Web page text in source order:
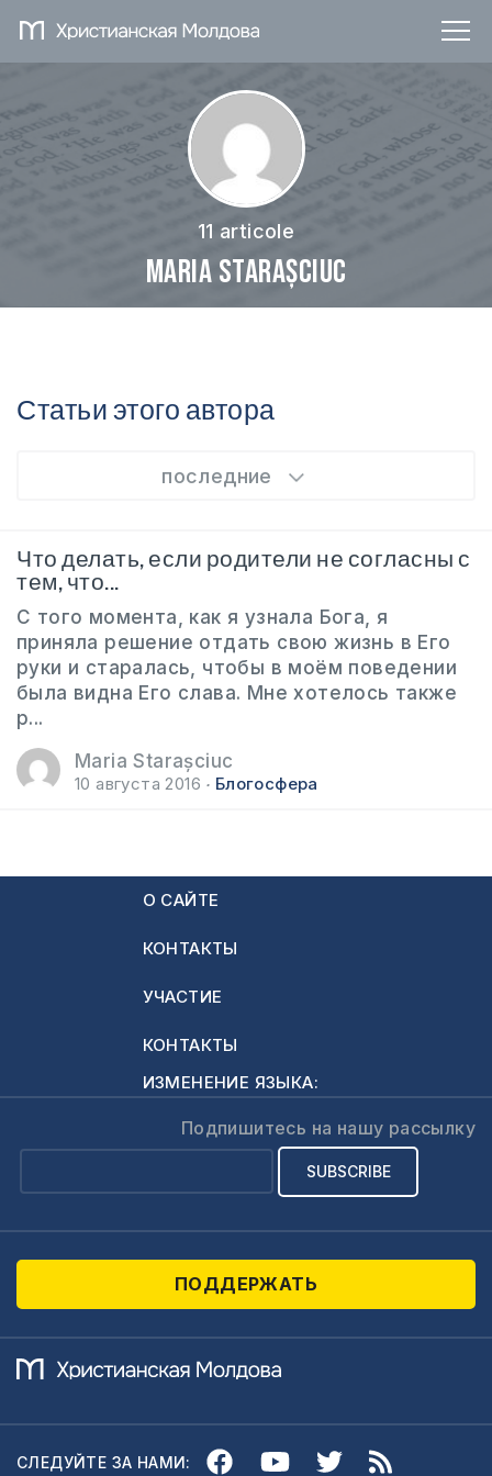
11 articole
Maria Starașciuc
Статьи этого автора
последние
Что делать, если родители не согласны с
тем, что...
С того момента, как я узнала Бога, я
приняла решение отдать свою жизнь в Его
руки и старалась, чтобы в моём поведении
была видна Его слава. Мне хотелось также
р...
Maria Starașciuc
10 августа 2016 Блогосфера
О САЙТЕ
КОНТАКТЫ
УЧАСТИЕ
КОНТАКТЫ
ИЗМЕНЕНИЕ ЯЗЫКА:
Подпишитесь на нашу рассылку
ПОДДЕРЖАТЬ
СЛЕДУЙТЕ ЗА НАМИ: